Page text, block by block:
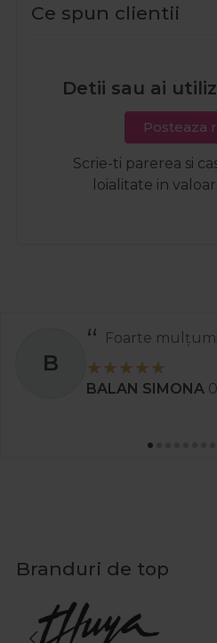
Ce spun clientii
Detii sau ai
Posteaza
Scrie-ti parerea si
loialitate in
B
Foarte
BALAN SIMONA
Branduri de top